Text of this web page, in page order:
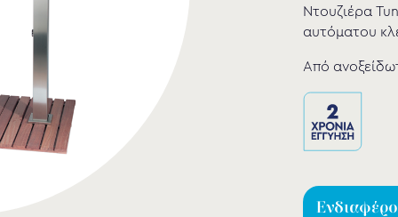
Ντουζιέρα
αυτόματου
Από